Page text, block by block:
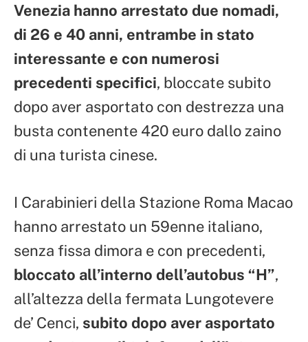
Venezia hanno arrestato due nomadi,
di 26 e 40 anni, entrambe in stato
interessante e con numerosi
precedenti specifici, bloccate subito
dopo aver asportato con destrezza una
busta contenente 420 euro dallo zaino
di una turista cinese.
I Carabinieri della Stazione Roma Macao
hanno arrestato un 59enne italiano,
senza fissa dimora e con precedenti,
bloccato all’interno dell’autobus “H”,
all’altezza della fermata Lungotevere
de’ Cenci, subito dopo aver asportato